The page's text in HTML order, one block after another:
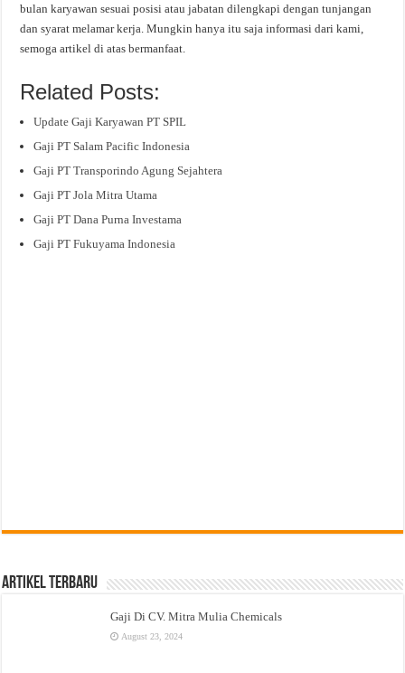
bulan karyawan sesuai posisi atau jabatan dilengkapi dengan tunjangan
dan syarat melamar kerja. Mungkin hanya itu saja informasi dari kami,
semoga artikel di atas bermanfaat.
Related Posts:
Update Gaji Karyawan PT SPIL
Gaji PT Salam Pacific Indonesia
Gaji PT Transporindo Agung Sejahtera
Gaji PT Jola Mitra Utama
Gaji PT Dana Purna Investama
Gaji PT Fukuyama Indonesia
Artikel Terbaru
Gaji Di CV. Mitra Mulia Chemicals
August 23, 2024